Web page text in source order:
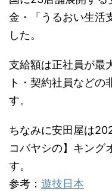
金・「うるおい生活
した。
支給額は正社員が最
ト・契約社員などの
す。
ちなみに安田屋は
コバヤシの】キング
す。
参考： 遊技日本